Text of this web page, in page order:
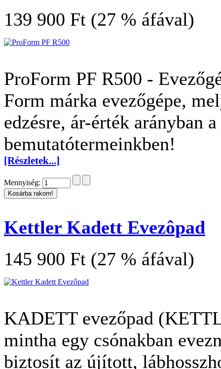
139 900 Ft (27 % áfával)
ProForm PF R500 -
Form márka evezőgépe,
edzésre, ár-érték arányban
bemutatótermeinkben!
[Részletek...]
Mennyiség:
Kettler Kadett Evezôpad
145 900 Ft (27 % áfával)
KADETT evezőpad
mintha egy csónakban
biztosít az újított,